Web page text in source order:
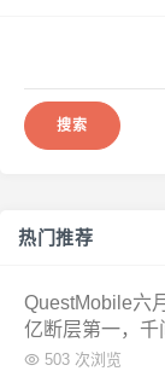
热门推荐
QuestMobile六
亿断层第一，
503 次浏览